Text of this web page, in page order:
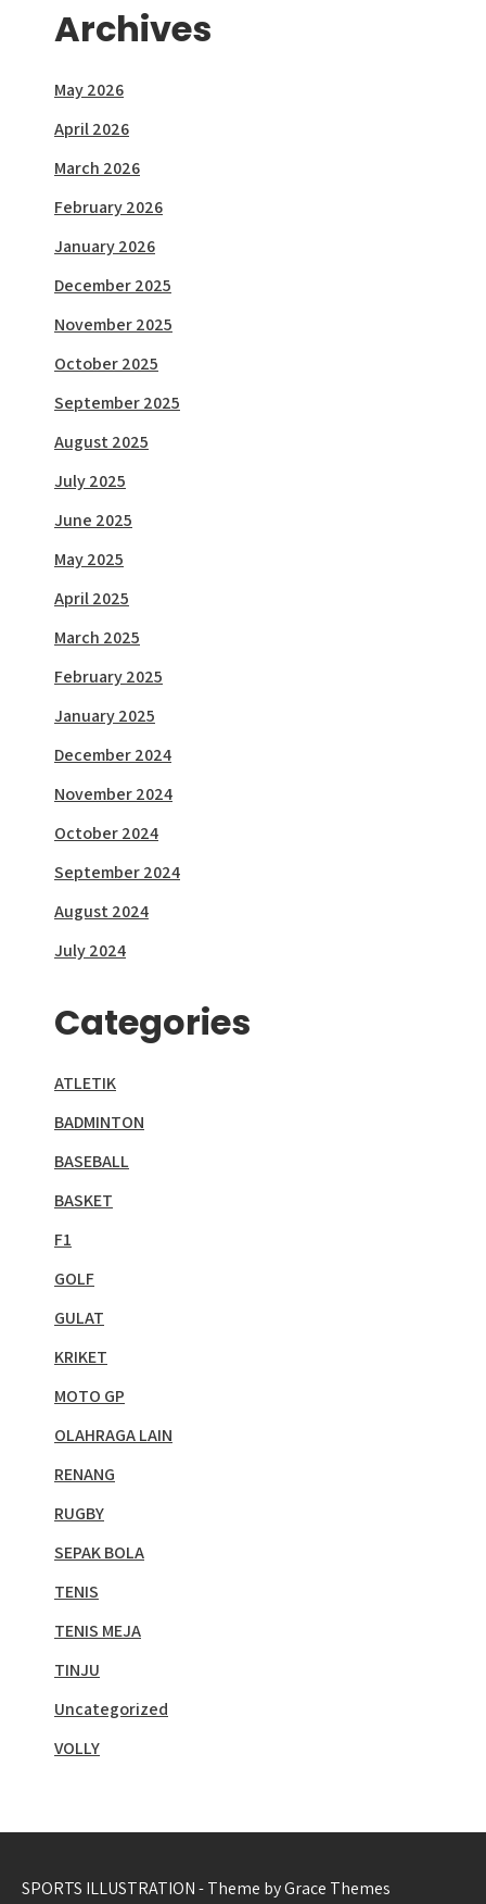
Archives
May 2026
April 2026
March 2026
February 2026
January 2026
December 2025
November 2025
October 2025
September 2025
August 2025
July 2025
June 2025
May 2025
April 2025
March 2025
February 2025
January 2025
December 2024
November 2024
October 2024
September 2024
August 2024
July 2024
Categories
ATLETIK
BADMINTON
BASEBALL
BASKET
F1
GOLF
GULAT
KRIKET
MOTO GP
OLAHRAGA LAIN
RENANG
RUGBY
SEPAK BOLA
TENIS
TENIS MEJA
TINJU
Uncategorized
VOLLY
SPORTS ILLUSTRATION - Theme by Grace Themes